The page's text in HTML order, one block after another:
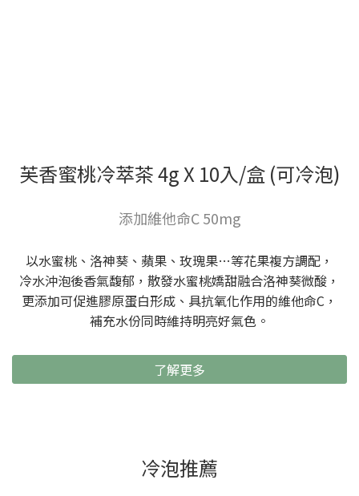
芙香蜜桃冷萃茶 4g X 10入/盒 (可冷泡)
添加維他命C 50mg
以水蜜桃、洛神葵、蘋果、玫瑰果…等花果複方調配，
冷水沖泡後香氣馥郁，散發水蜜桃嬌甜融合洛神葵微酸，
更添加可促進膠原蛋白形成、具抗氧化作用的維他命C，
補充水份同時維持明亮好氣色。
了解更多
冷泡推薦